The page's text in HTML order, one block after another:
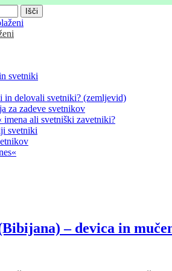
svetniki
in delovali svetniki? (zemljevid)
za zadeve svetnikov
imena ali svetniški zavetniki?
svetniki
– devica in